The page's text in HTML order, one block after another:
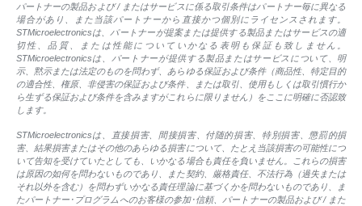
パートナーの製品および / またはサービスに係る取引条件はパートナー毎に異なる
場合があり、また当該パートナーから直接かつ個別にライセンスされます。
STMicroelectronicsは、パートナーが提案または提供する製品またはサービスの適
切性、品質、または性能についていかなる表明も保証も致しません。
STMicroelectronicsは、パートナーが提供する製品またはサービスについて、明
示、黙示または法定のものを問わず、あらゆる保証および条件（商品性、特定目的
の適合性、権原、非侵害の保証および条件、または取引、使用もしくは取引慣行か
ら生ずる保証および条件を含みますがこれらに限りません）をここに明確に否認致
します。
STMicroelectronicsは、直接損害、間接損害、付随的損害、特別損害、懲罰的損
害、結果損害またはその他のあらゆる損害について、たとえ当該損害の可能性につ
いて告知を受けていたとしても、いかなる場合も責任を負いません。これらの損害
は原因の如何を問わないものであり、また契約、厳格責任、不法行為（過失または
それ以外を含む）を問わずいかなる責任理論に基づくかを問わないものであり、ま
たパートナー･プログラムへのお客様の参加･信頼、パートナーの製品および / また